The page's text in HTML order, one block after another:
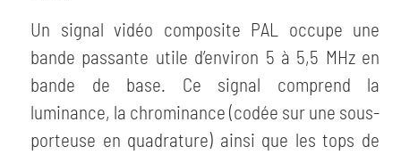
Un signal vidéo composite PAL occupe une
bande passante utile d’environ 5 à 5,5 MHz en
bande de base. Ce signal comprend la
luminance, la chrominance (codée sur une sous-
porteuse en quadrature) ainsi que les tops de